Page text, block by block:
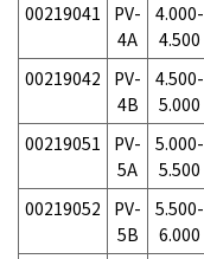
00219041
PV-
4A
4.000-
4.500
00219042
PV-
4B
4.500-
5.000
00219051
PV-
5A
5.000-
5.500
00219052
PV-
5B
5.500-
6.000